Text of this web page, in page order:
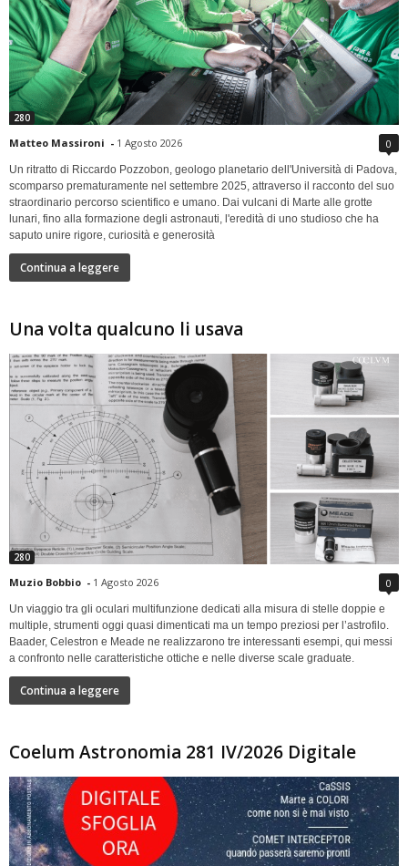
280
Matteo Massironi - 1 Agosto 2026 0
Un ritratto di Riccardo Pozzobon, geologo planetario dell'Università di Padova,
scomparso prematuramente nel settembre 2025, attraverso il racconto del suo
straordinario percorso scientifico e umano. Dai vulcani di Marte alle grotte
lunari, fino alla formazione degli astronauti, l'eredità di uno studioso che ha
saputo unire rigore, curiosità e generosità
Continua a leggere
Una volta qualcuno li usava
280
Muzio Bobbio - 1 Agosto 2026 0
Un viaggio tra gli oculari multifunzione dedicati alla misura di stelle doppie e
multiple, strumenti oggi quasi dimenticati ma un tempo preziosi per l’astrofilo.
Baader, Celestron e Meade ne realizzarono tre interessanti esempi, qui messi
a confronto nelle caratteristiche ottiche e nelle diverse scale graduate.
Continua a leggere
Coelum Astronomia 281 IV/2026 Digitale